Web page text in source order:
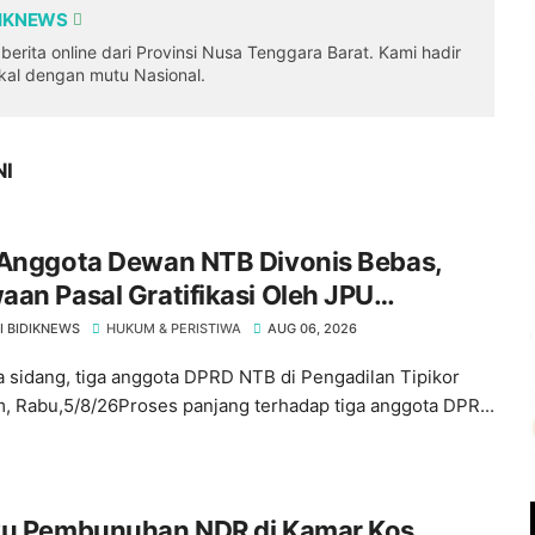
online dari Provinsi Nusa Tenggara Barat. Kami hadir
dengan mutu Nasional.
Dewan NTB Divonis Bebas,
Pasal Gratifikasi Oleh JPU
Di Meja Hakim Tipikor Mataram
BIDIKNEWS HUKUM & PERISTIWA AUG 06, 2026
sidang, tiga anggota DPRD NTB di Pengadilan Tipikor
Rabu,5/8/26Proses panjang terhadap tiga anggota DPR...